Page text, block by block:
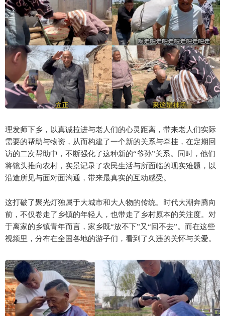
理发师下乡，以真诚拉进与老人们的心灵距离，带来老人们实际
需要的帮助与物资，从而构建了一个新的关系与牵挂，在定期回
访的二次帮助中，不断强化了这种新的“爷孙”关系。同时，他们
将镜头推向农村，实景记录了农民生活与所面临的现实难题，以
沿途所见与面对面沟通，带来最真实的互动感受。
这打破了聚光灯独属于大城市和大人物的传统。时代大潮奔腾向
前，不仅卷走了乡镇的年轻人，也带走了乡村原本的关注度。对
于离家的乡镇青年而言，家乡既“放不下”又“回不去”。而在这些
视频里，分布在全国各地的游子们，看到了久违的关怀与关爱。